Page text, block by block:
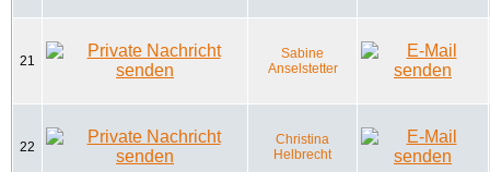
21
Sabine
Anselstetter
22
Christina
Helbrecht